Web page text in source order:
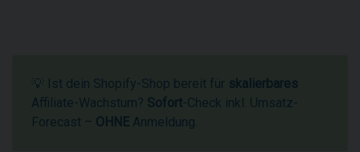
💡 Ist dein Shopify-Shop bereit für skalierbares
Affiliate-Wachstum? Sofort-Check inkl. Umsatz-
Forecast – OHNE Anmeldung.